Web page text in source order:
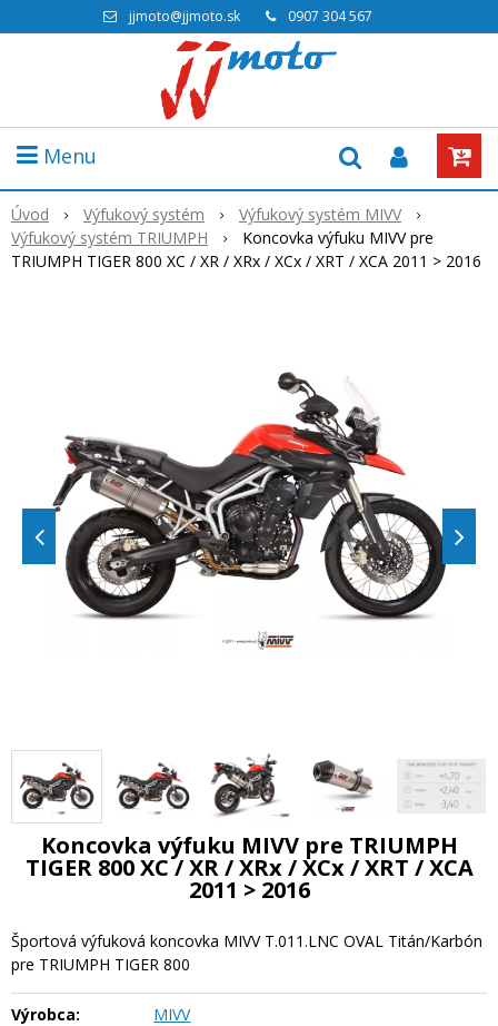
jjmoto@jjmoto.sk 0907 304 567
Menu
Úvod Výfukový systém
Výfukový systém MIVV
Výfukový systém TRIUMPH
Koncovka výfuku MIVV pre
TRIUMPH TIGER 800 XC / XR / XRx / XCx / XRT / XCA 2011 > 2016
Koncovka výfuku MIVV pre TRIUMPH
TIGER 800 XC / XR / XRx / XCx / XRT / XCA
2011 > 2016
Športová výfuková koncovka MIVV T.011.LNC OVAL Titán/Karbón
pre TRIUMPH TIGER 800
Výrobca: MIVV